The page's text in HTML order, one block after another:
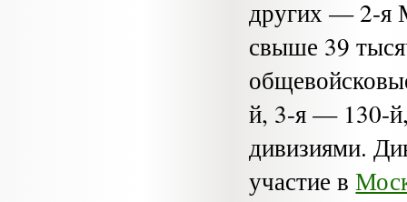
других — 2-я
свыше 39
й, 3-я — 130-
дивизиями.
участие в